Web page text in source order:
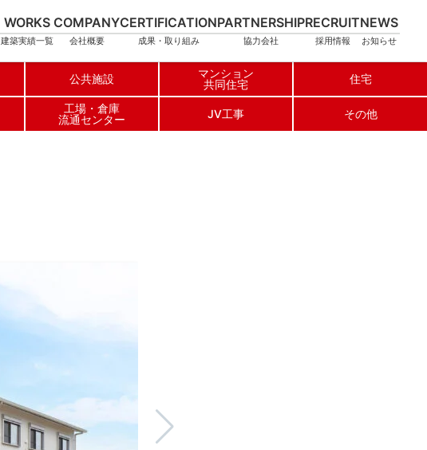
WORKS
建築実績一覧
COMPANY
会社概要
CERTIFICATION
成果・取り組み
PARTNERSHIP
協力会社
RECRUIT
採用情報
NEWS
お知らせ
公共施設
マンション
共同住宅
住宅
工場
倉庫
流通センター
JV工事 その他